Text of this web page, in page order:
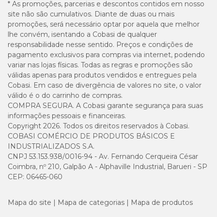
Guia para troca de ração
Caso haja necessidade em inserir uma nova ração para seu pet, é
importante que a troca seja gradual e crescente. Para garantir
uma perfeita adaptação e aceitação, você pode seguir a sugestão
abaixo ou conforme orientação do médico-veterinário:
* As promoções, parcerias e descontos contidos em nosso
site não são cumulativos. Diante de duas ou mais
promoções, será necessário optar por aquela que melhor
lhe convém, isentando a Cobasi de qualquer
responsabilidade nesse sentido. Preços e condições de
pagamento exclusivos para compras via internet, podendo
variar nas lojas físicas. Todas as regras e promoções são
válidas apenas para produtos vendidos e entregues pela
Cobasi. Em caso de divergência de valores no site, o valor
válido é o do carrinho de compras.
COMPRA SEGURA. A Cobasi garante segurança para suas
informações pessoais e financeiras.
Copyright 2026. Todos os direitos reservados à Cobasi.
COBASI COMÉRCIO DE PRODUTOS BÁSICOS E
INDUSTRIALIZADOS S.A.
CNPJ 53.153.938/0016-94 - Av. Fernando Cerqueira César
Coimbra, nº 210, Galpão A - Alphaville Industrial, Barueri - SP
CEP: 06465-060
Mapa do site Mapa de categorias Mapa de produtos